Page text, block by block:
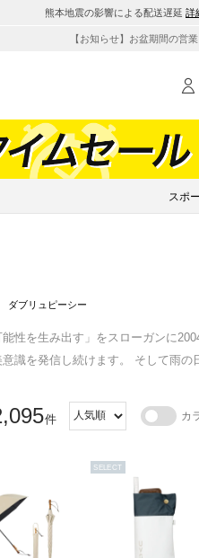
熊本地震の影響による配送遅延 詳
【お知らせ】お盆期間の営
スポ
ダブリュピーシー
能性を生み出す」をスローガンに
意識を発信し続けます。 そして雨
件 カ
SELECT